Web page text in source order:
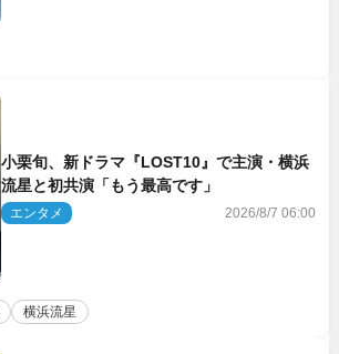
小栗旬、新ドラマ『LOST10』で主演・横浜
流星と初共演「もう最高です」
エンタメ 2026/8/7 06:00
横浜流星